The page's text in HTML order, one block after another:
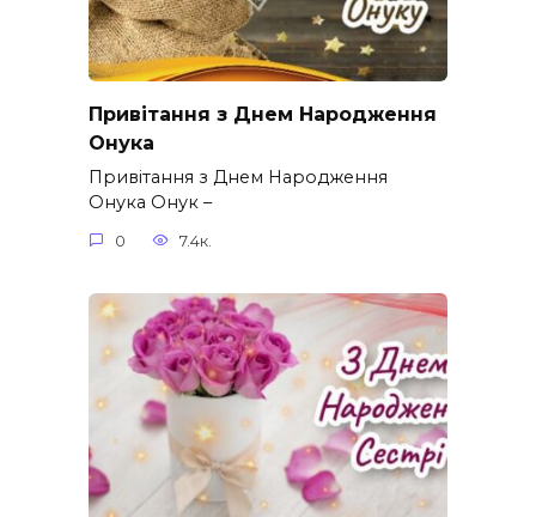
Привітання з Днем Народження
Онука
Привітання з Днем Народження
Онука Онук –
0 7.4к.